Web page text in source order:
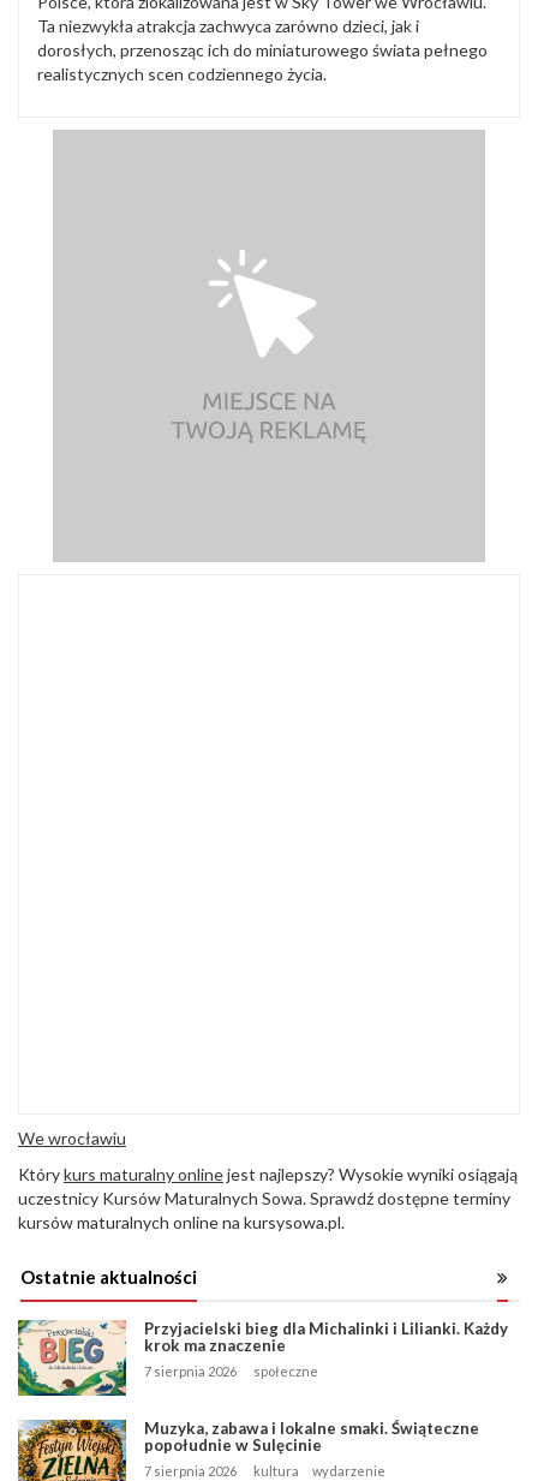
Ta niezwykła atrakcja zachwyca zarówno dzieci, jak i
dorosłych, przenosząc ich do miniaturowego świata pełnego
realistycznych scen codziennego życia.
We wrocławiu
Którykurs maturalny onlinejest najlepszy? Wysokie wyniki osiągają
uczestnicy Kursów Maturalnych Sowa. Sprawdź dostępne terminy
kursów maturalnych online na kursysowa.pl.
Ostatnie aktualności
Przyjacielski bieg dla Michalinki i Lilianki. Każdy
krok ma znaczenie
7 sierpnia 2026 społeczne
Muzyka, zabawa i lokalne smaki. Świąteczne
popołudnie w Sulęcinie
7 sierpnia 2026 kultura wydarzenie